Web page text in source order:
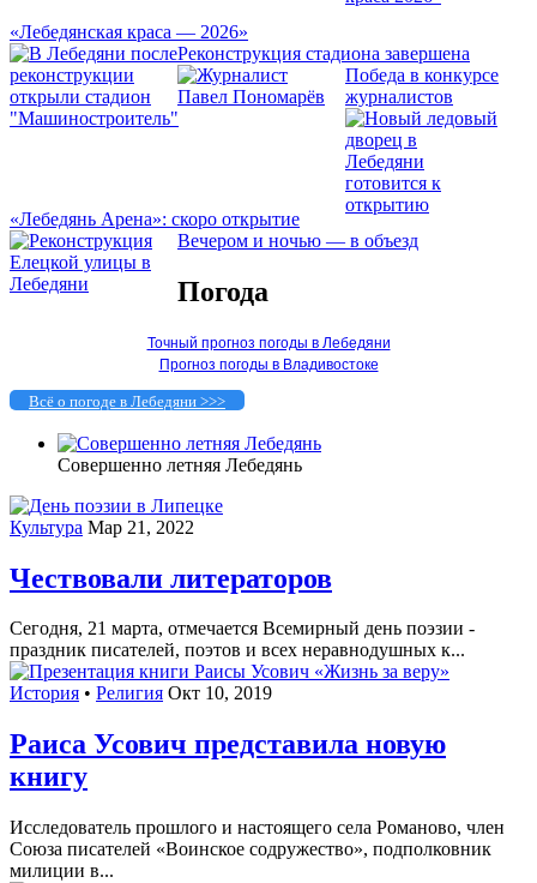
«Лебедянская краса — 2026»
Реконструкция стадиона завершена
Победа в конкурсе
журналистов
«Лебедянь Арена»: скоро открытие
Вечером и ночью — в объезд
Погода
Точный прогноз погоды в Лебедяни
Прогноз погоды в Владивостоке
Всё о погоде в Лебедяни >>>
Совершенно летняя Лебедянь
Культура Мар 21, 2022
Чествовали литераторов
Сегодня, 21 марта, отмечается Всемирный день поэзии -
праздник писателей, поэтов и всех неравнодушных к...
История • Религия Окт 10, 2019
Раиса Усович представила новую
книгу
Исследователь прошлого и настоящего села Романово, член
Союза писателей «Воинское содружество», подполковник
милиции в...